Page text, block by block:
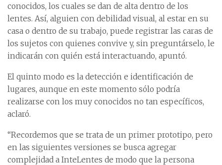
conocidos, los cuales se dan de alta dentro de los
lentes. Así, alguien con debilidad visual, al estar en su
casa o dentro de su trabajo, puede registrar las caras de
los sujetos con quienes convive y, sin preguntárselo, le
indicarán con quién está interactuando, apuntó.
El quinto modo es la detección e identificación de
lugares, aunque en este momento sólo podría
realizarse con los muy conocidos no tan específicos,
aclaró.
“Recordemos que se trata de un primer prototipo, pero
en las siguientes versiones se busca agregar
complejidad a InteLentes de modo que la persona